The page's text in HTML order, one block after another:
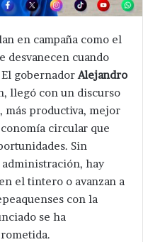
en campaña como el
desvanecen cuando
gobernador Alejandro
llegó con un discurso
más productiva, mejor
circular que
Sin
administración, hay
el tintero o avanzan a
con la
se ha